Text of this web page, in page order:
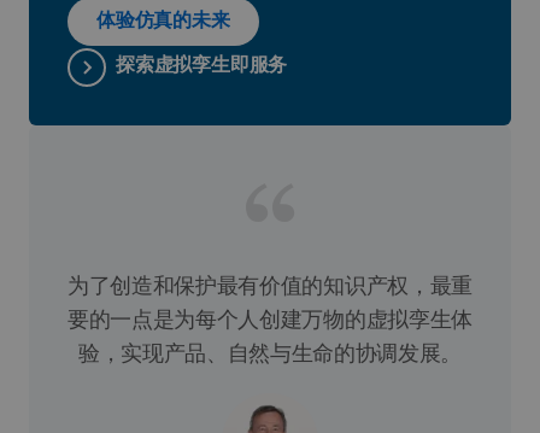
体验仿真的未来
探索虚拟孪生即服务
为了创造和保护最有价值的知识产权，最重
要的一点是为每个人创建万物的虚拟孪生体
验，实现产品、自然与生命的协调发展。